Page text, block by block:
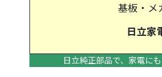
基板・メ
日立家
日立純正部品で、家電に